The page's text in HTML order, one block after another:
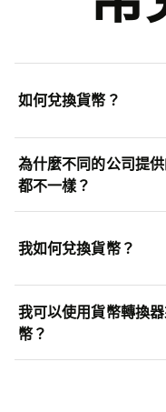
如何兌換貨幣？
為什麼不同的公司提
都不一樣？
我如何兌換貨幣？
我可以使用貨幣轉換
幣？